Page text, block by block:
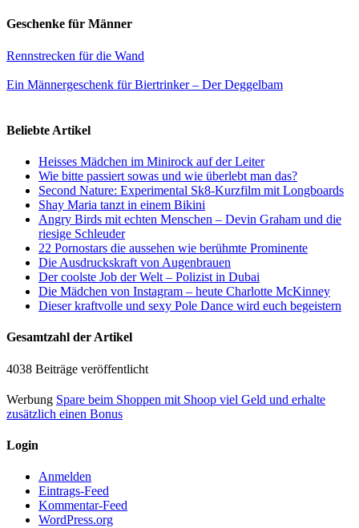
Geschenke für Männer
Rennstrecken für die Wand
Ein Männergeschenk für Biertrinker – Der Deggelbam
Beliebte Artikel
Heisses Mädchen im Minirock auf der Leiter
Wie bitte passiert sowas und wie überlebt man das?
Second Nature: Experimental Sk8-Kurzfilm mit Longboards
Shay Maria tanzt in einem Bikini
Angry Birds mit echten Menschen – Devin Graham und die
riesige Schleuder
22 Pornostars die aussehen wie berühmte Prominente
Die Ausdruckskraft von Augenbrauen
Der coolste Job der Welt – Polizist in Dubai
Die Mädchen von Instagram – heute Charlotte McKinney
Dieser kraftvolle und sexy Pole Dance wird euch begeistern
Gesamtzahl der Artikel
4038 Beiträge veröffentlicht
Werbung Spare beim Shoppen mit Shoop viel Geld und erhalte
zusätzlich einen Bonus
Login
Anmelden
Eintrags-Feed
Kommentar-Feed
WordPress.org